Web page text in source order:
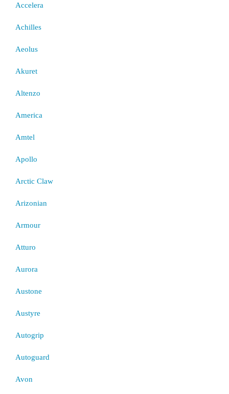
Accelera
Achilles
Aeolus
Akuret
Altenzo
America
Amtel
Apollo
Arctic Claw
Arizonian
Armour
Atturo
Aurora
Austone
Austyre
Autogrip
Autoguard
Avon